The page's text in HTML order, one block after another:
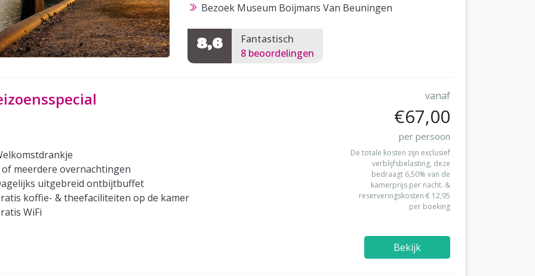
Bezoek Museum Boijmans Van Beuningen
8,6
Fantastisch
8 beoordelingen
vanaf
€67,00
per persoon
of meerdere overnachtingen
uitgebreid ontbijtbuffet
koffie- & theefaciliteiten op de kamer
WiFi
De totale kosten zijn exclusief
verblijfsbelasting, deze
bedraagt 6,50% van de
kamerprijs per nacht. &
reserveringskosten € 12,95
per boeking
Bekijk